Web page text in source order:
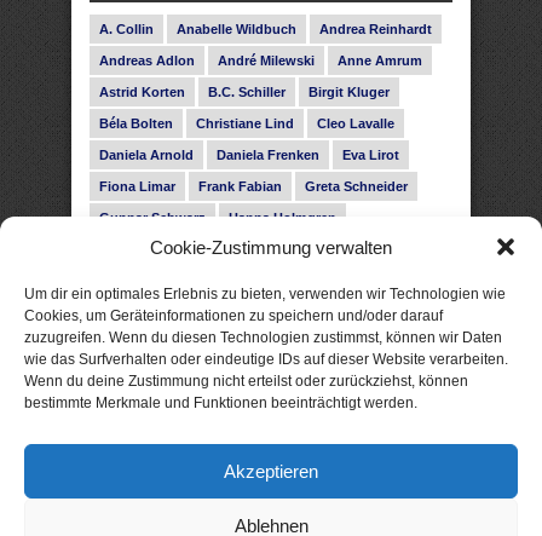
Cookie-Zustimmung verwalten
Um dir ein optimales Erlebnis zu bieten, verwenden wir Technologien wie
Cookies, um Geräteinformationen zu speichern und/oder darauf
zuzugreifen. Wenn du diesen Technologien zustimmst, können wir Daten
wie das Surfverhalten oder eindeutige IDs auf dieser Website verarbeiten.
Wenn du deine Zustimmung nicht erteilst oder zurückziehst, können
bestimmte Merkmale und Funktionen beeinträchtigt werden.
Akzeptieren
Ablehnen
A. Collin Anabelle Wildbuch Andrea Reinhardt
Andreas Adlon André Milewski Anne Amrum
Astrid Korten B.C. Schiller Birgit Kluger
Béla Bolten Christiane Lind Cleo Lavalle
Daniela Arnold Daniela Frenken Eva Lirot
Fiona Limar Frank Fabian Greta Schneider
Gunnar Schwarz Hanna Holmgren
Heike Fröhling Ina Glahe Ivo Pala J. Vellguth
Leonie Haubrich Lilly Labord Livia Pipes
Malin Blunk Marcus Hünnebeck Martin Krist
Melisa Schwermer Nele Bruun Nika Lubitsch
Noah Fitz Nora Amelie René Junge
Subina Giuletti